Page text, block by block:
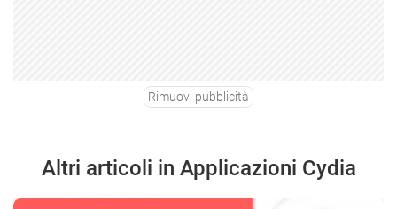
Rimuovi pubblicità
Altri articoli in Applicazioni Cydia